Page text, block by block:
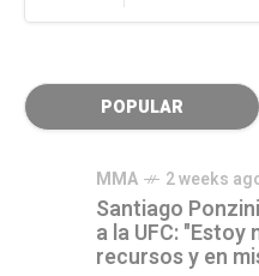
POPULAR
MMA 2 weeks
Santiago
a la UFC:
recursos y en